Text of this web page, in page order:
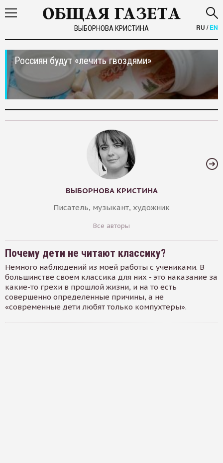
ВЫБОРНОВА КРИСТИНА RU /EN
Россиян будут «лечить гвоздями»
ВЫБОРНОВА КРИСТИНА
Писатель, музыкант, художник
Все авторы
Почему дети не читают классику?
Немного наблюдений из моей работы с учениками. В
большинстве своем классика для них - это наказание за
какие-то грехи в прошлой жизни, и на то есть
совершенно определенные причины, а не
«современные дети любят только компухтеры».